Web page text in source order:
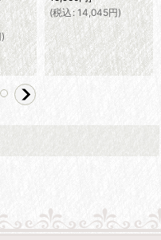
)
(税込: 14,045円)